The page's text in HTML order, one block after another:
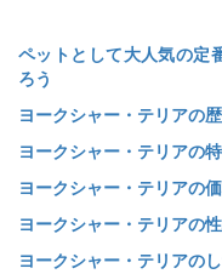
ペットとして大人気の定
ろう
ヨークシャー・テリアの
ヨークシャー・テリアの
ヨークシャー・テリアの
ヨークシャー・テリアの
ヨークシャー・テリアの